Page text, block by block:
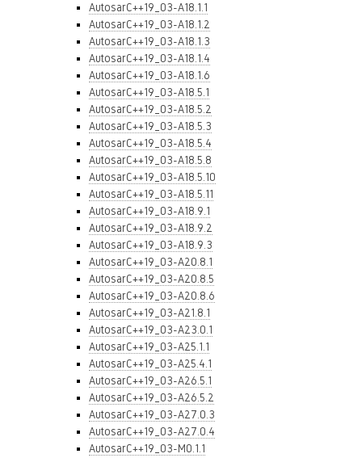
AutosarC++19_03-A18.1.1
AutosarC++19_03-A18.1.2
AutosarC++19_03-A18.1.3
AutosarC++19_03-A18.1.4
AutosarC++19_03-A18.1.6
AutosarC++19_03-A18.5.1
AutosarC++19_03-A18.5.2
AutosarC++19_03-A18.5.3
AutosarC++19_03-A18.5.4
AutosarC++19_03-A18.5.8
AutosarC++19_03-A18.5.10
AutosarC++19_03-A18.5.11
AutosarC++19_03-A18.9.1
AutosarC++19_03-A18.9.2
AutosarC++19_03-A18.9.3
AutosarC++19_03-A20.8.1
AutosarC++19_03-A20.8.5
AutosarC++19_03-A20.8.6
AutosarC++19_03-A21.8.1
AutosarC++19_03-A23.0.1
AutosarC++19_03-A25.1.1
AutosarC++19_03-A25.4.1
AutosarC++19_03-A26.5.1
AutosarC++19_03-A26.5.2
AutosarC++19_03-A27.0.3
AutosarC++19_03-A27.0.4
AutosarC++19_03-M0.1.1